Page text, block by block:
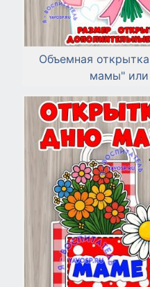
Объемная
мамы" или